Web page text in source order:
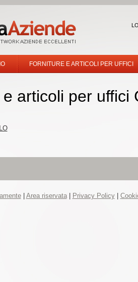
FORNITURE E ARTICOLI PER UFFICI
articoli per uffici
| Area riservata| Privacy Policy|